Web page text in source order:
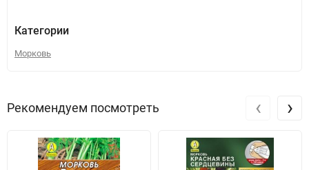
Категории
Морковь
Рекомендуем посмотреть ‹ ›